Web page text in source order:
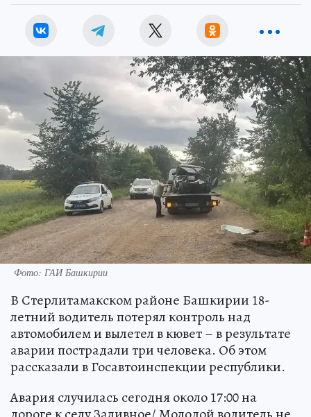
Фото: ГАИ Башкирии
В Стерлитамакском районе Башкирии 18-
летний водитель потерял контроль над
автомобилем и вылетел в кювет – в результате
аварии пострадали три человека. Об этом
рассказали в Госавтоинспекции республики.
Авария случилась сегодня около 17:00 на